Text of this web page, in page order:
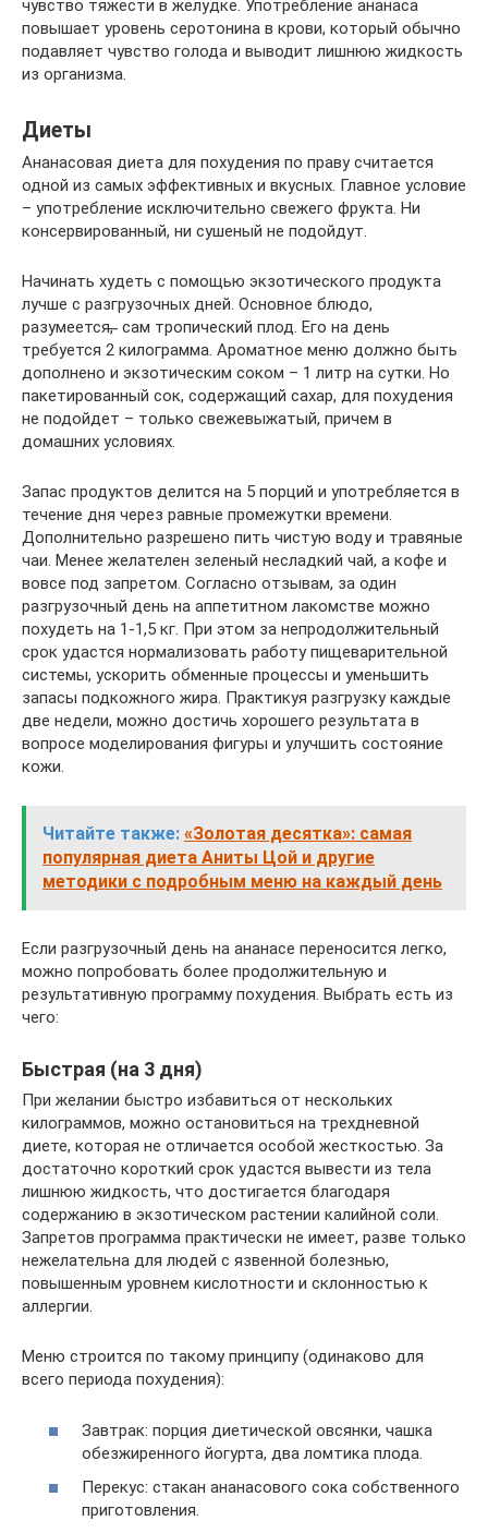
чувство тяжести в желудке. Употребление ананаса
повышает уровень серотонина в крови, который обычно
подавляет чувство голода и выводит лишнюю жидкость
из организма.
Диеты
Ананасовая диета для похудения по праву считается
одной из самых эффективных и вкусных. Главное условие
– употребление исключительно свежего фрукта. Ни
консервированный, ни сушеный не подойдут.
Начинать худеть с помощью экзотического продукта
лучше с разгрузочных дней. Основное блюдо,
разумеется, ̶ сам тропический плод. Его на день
требуется 2 килограмма. Ароматное меню должно быть
дополнено и экзотическим соком – 1 литр на сутки. Но
пакетированный сок, содержащий сахар, для похудения
не подойдет – только свежевыжатый, причем в
домашних условиях.
Запас продуктов делится на 5 порций и употребляется в
течение дня через равные промежутки времени.
Дополнительно разрешено пить чистую воду и травяные
чаи. Менее желателен зеленый несладкий чай, а кофе и
вовсе под запретом. Согласно отзывам, за один
разгрузочный день на аппетитном лакомстве можно
похудеть на 1-1,5 кг. При этом за непродолжительный
срок удастся нормализовать работу пищеварительной
системы, ускорить обменные процессы и уменьшить
запасы подкожного жира. Практикуя разгрузку каждые
две недели, можно достичь хорошего результата в
вопросе моделирования фигуры и улучшить состояние
кожи.
Читайте также: «Золотая десятка»: самая
популярная диета Аниты Цой и другие
методики с подробным меню на каждый день
Если разгрузочный день на ананасе переносится легко,
можно попробовать более продолжительную и
результативную программу похудения. Выбрать есть из
чего:
Быстрая (на 3 дня)
При желании быстро избавиться от нескольких
килограммов, можно остановиться на трехдневной
диете, которая не отличается особой жесткостью. За
достаточно короткий срок удастся вывести из тела
лишнюю жидкость, что достигается благодаря
содержанию в экзотическом растении калийной соли.
Запретов программа практически не имеет, разве только
нежелательна для людей с язвенной болезнью,
повышенным уровнем кислотности и склонностью к
аллергии.
Меню строится по такому принципу (одинаково для
всего периода похудения):
Завтрак: порция диетической овсянки, чашка
обезжиренного йогурта, два ломтика плода.
Перекус: стакан ананасового сока собственного
приготовления.